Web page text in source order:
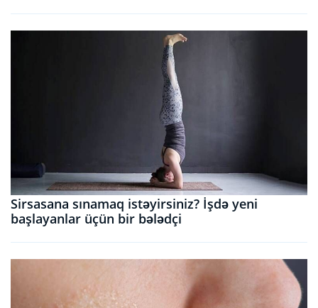
Sirsasana sınamaq istəyirsiniz? İşdə yeni
başlayanlar üçün bir bələdçi